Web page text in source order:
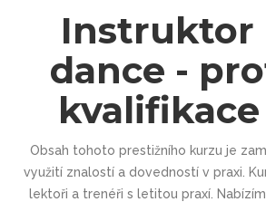
Instruktor
dance -
kvalifikace
Obsah tohoto prestižního kurzu je
využití znalostí a dovedností v praxi.
lektoři a trenéři s letitou praxí.